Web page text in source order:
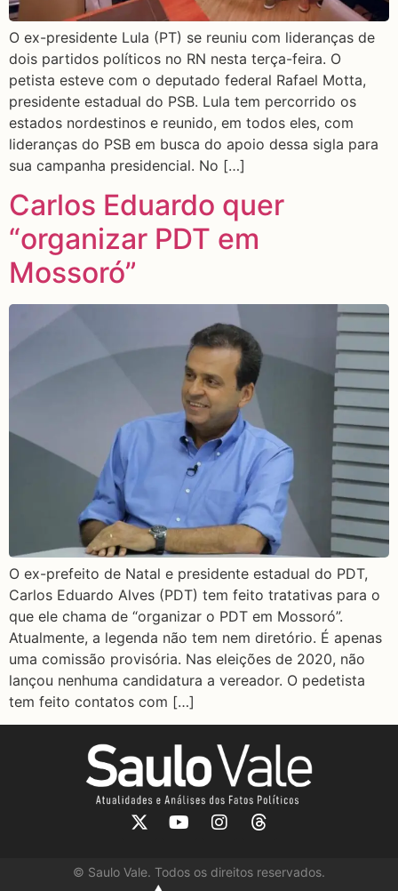
O ex-presidente Lula (PT) se reuniu com lideranças de
dois partidos políticos no RN nesta terça-feira. O
petista esteve com o deputado federal Rafael Motta,
presidente estadual do PSB. Lula tem percorrido os
estados nordestinos e reunido, em todos eles, com
lideranças do PSB em busca do apoio dessa sigla para
sua campanha presidencial. No […]
Carlos Eduardo quer
“organizar PDT em
Mossoró”
O ex-prefeito de Natal e presidente estadual do PDT,
Carlos Eduardo Alves (PDT) tem feito tratativas para o
que ele chama de “organizar o PDT em Mossoró”.
Atualmente, a legenda não tem nem diretório. É apenas
uma comissão provisória. Nas eleições de 2020, não
lançou nenhuma candidatura a vereador. O pedetista
tem feito contatos com […]
© Saulo Vale. Todos os direitos reservados.